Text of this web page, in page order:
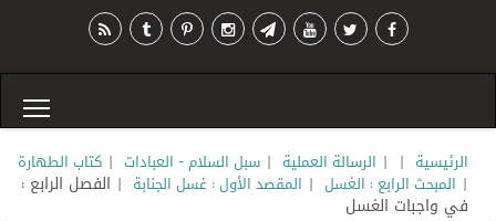
الرئيسية |
| الرسالة العملية | سبل السلام - العبادات | كتاب الطهارة
| المبحث الرابع : الغسل | المقصد الأول : غسل الجنابة | الفصل الرابع :
في واجبات الغسل